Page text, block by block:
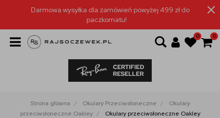
Darmowa wysyłka dla zamówień powyżej 499 zł do
paczkomatu!
0 0
Strona główna Okulary Przeciwsłoneczne
Okulary
przeciwsłoneczne Oakley
Okulary przeciwsłoneczne Oakley